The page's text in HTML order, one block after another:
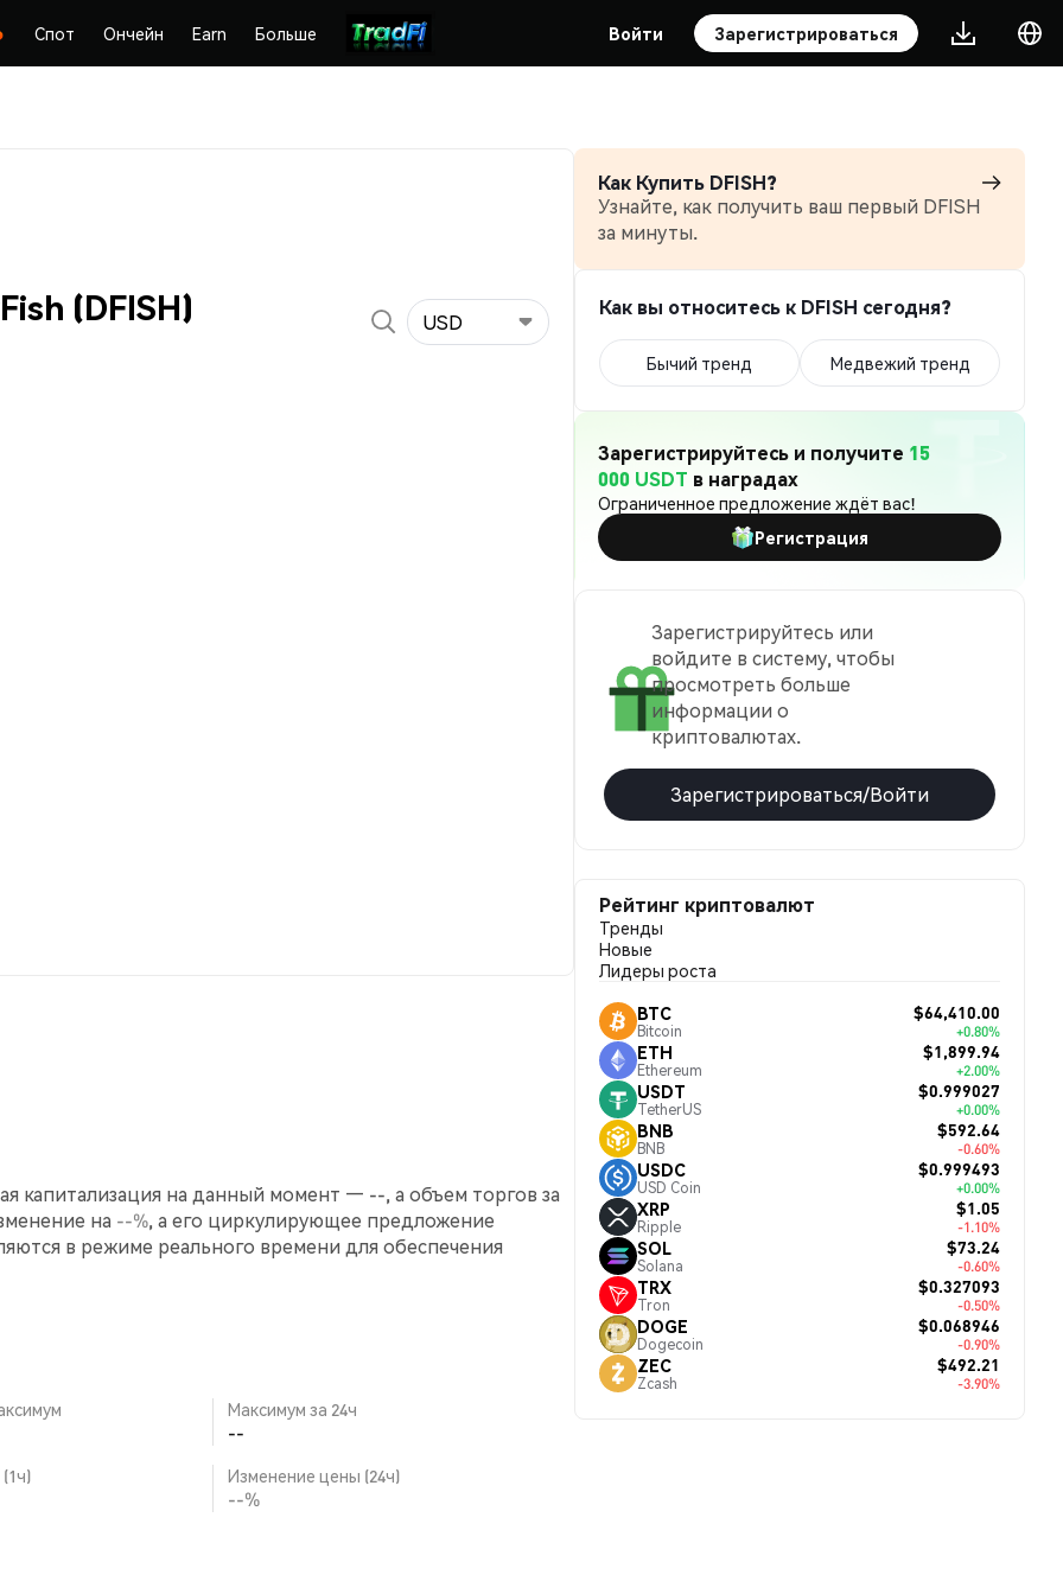
Спот Ончейн Earn Больше Войти Зарегистрироваться
(DFISH) USD
капитализация на данный момент — --, а объем торгов за
на --%, а его циркулирующее предложение
в режиме реального времени для обеспечения
Максимум за 24ч
--
Изменение цены (24ч)
--%
Как Купить DFISH?
Узнайте, как получить ваш первый DFISH
за минуты.
Как вы относитесь к DFISH сегодня?
Бычий тренд Медвежий тренд
Зарегистрируйтесь и получите 15
000 USDT в наградах
Ограниченное предложение ждёт вас!
Регистрация
Зарегистрируйтесь или
войдите в систему, чтобы
просмотреть больше
информации о
криптовалютах.
Зарегистрироваться/Войти
Рейтинг криптовалют
Тренды
Новые
Лидеры роста
BTC
Bitcoin
$64,410.00
+0.80%
ETH
Ethereum
$1,899.94
+2.00%
USDT
TetherUS
$0.999027
+0.00%
BNB
BNB
$592.64
-0.60%
USDC
USD Coin
$0.999493
+0.00%
XRP
Ripple
$1.05
-1.10%
SOL
Solana
$73.24
-0.60%
TRX
Tron
$0.327093
-0.50%
DOGE
Dogecoin
$0.068946
-0.90%
ZEC
Zcash
$492.21
-3.90%